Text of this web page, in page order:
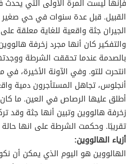
فإنها ليست المرة الأولى التي
القبيل. قبل عدة سنوات في حي
الجيران جثة واقعية للغاية معلقة
والتفكير كان أنها مجرد زخرفة
بالصدمة عندما تحققت الشرطة
انتحرت للتو. وفي الآونة
أنجلوس، تجاهل المستأجرون دمية
أطلق عليها الرصاص في العين. ما
زخرفة هالووين وتبين أنها جثة وقد
تقريبًا. وحكمت الشرطة على انها حالة
أزياء الهالووين:
الهالووين هو اليوم الذي يمكن أن